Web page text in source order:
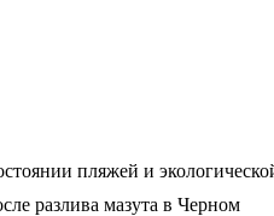
пляжей и
разлива мазута в Черном